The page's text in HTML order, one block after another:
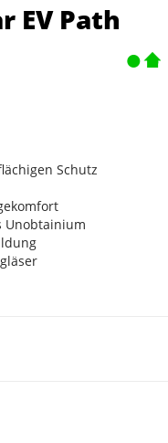
EV Path
Schutz
Unobtainium